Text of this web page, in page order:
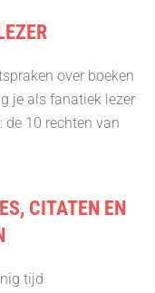
over boeken
je als fanatiek lezer
de 10 rechten van
CITATEN EN
tijd